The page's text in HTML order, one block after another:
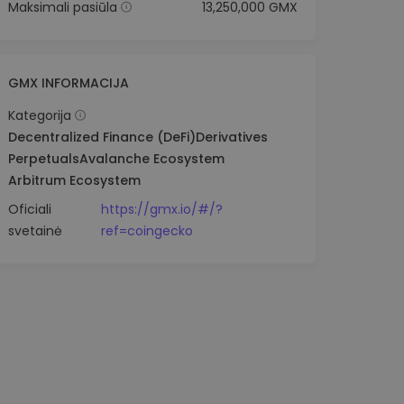
Maksimali pasiūla
13,250,000 GMX
GMX INFORMACIJA
Kategorija
Decentralized Finance (DeFi)Derivatives
PerpetualsAvalanche Ecosystem
Arbitrum Ecosystem
Oficiali
svetainė
https://gmx.io/#/?
ref=coingecko